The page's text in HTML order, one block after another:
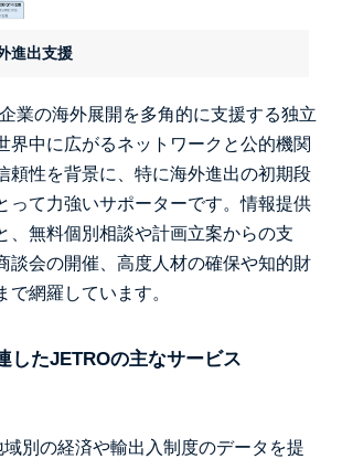
進出支援
業の海外展開を多角的に支援する独立
界中に広がるネットワークと公的機関
頼性を背景に、特に海外進出の初期段
って力強いサポーターです。情報提供
、無料個別相談や計画立案からの支
談会の開催、高度人材の確保や知的財
で網羅しています。
したJETROの主なサービス
域別の経済や輸出入制度のデータを提